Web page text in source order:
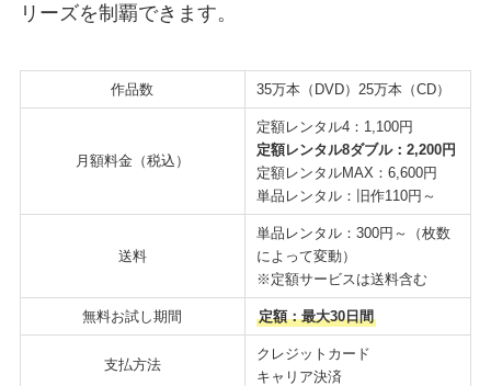
リーズを制覇できます。
作品数 35万本（DVD）25万本（CD）
月額料金（税込）
定額レンタル4：1,100円
定額レンタル8ダブル：2,200円
定額レンタルMAX：6,600円
単品レンタル：旧作110円～
送料
単品レンタル：300円～（枚数
によって変動）
※定額サービスは送料含む
無料お試し期間 定額：最大30日間
支払方法
クレジットカード
キャリア決済